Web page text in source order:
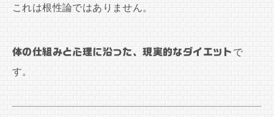
これは根性論ではありません。
体の仕組みと心理に沿った、現実的なダイエット で
す。